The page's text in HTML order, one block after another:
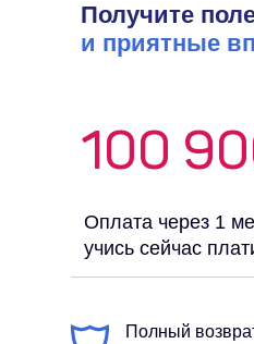
Получите
и приятные
Оплата через 1
учись сейчас
100
Полный